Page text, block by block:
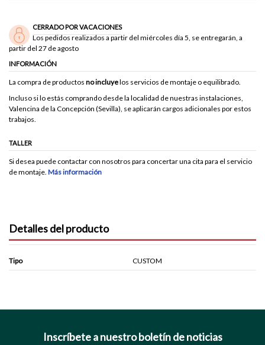
CERRADO POR VACACIONES
Los pedidos realizados a partir del miércoles día 5, se entregarán, a
partir del 27 de agosto
INFORMACIÓN
La compra de productos no incluyelos servicios de montaje o equilibrado.
Incluso si lo estás comprando desde la localidad de nuestras instalaciones,
Valencina de la Concepción (Sevilla), se aplicarán cargos adicionales por estos
trabajos.
TALLER
Si desea puede contactar con nosotros para concertar una cita para el servicio
de montaje. Más información
Detalles del producto
Tipo CUSTOM
Inscríbete a nuestro boletín de noticias